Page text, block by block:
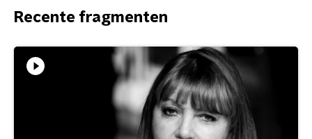
Recente fragmenten